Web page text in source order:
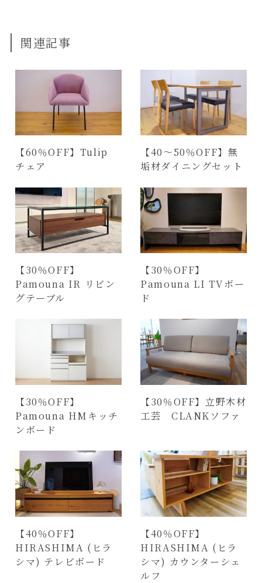
関連記事
【60％OFF】Tulip
チェア
【40～50％OFF】無
垢材ダイニングセット
【30％OFF】
Pamouna IR リビン
グテーブル
【30％OFF】
Pamouna LI TVボー
ド
【30％OFF】
Pamouna HMキッチ
ンボード
【30％OFF】立野木材
工芸 CLANKソファ
【40％OFF】
HIRASHIMA (ヒラ
シマ) テレビボード
【40％OFF】
HIRASHIMA (ヒラ
シマ) カウンターシェ
ルフ